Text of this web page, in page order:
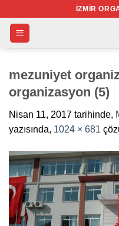
atla
İZMIR
mezuniyet
organizasyon (5)
Nisan 11, 2017 tarihinde,
yazısında, 1024 × 681